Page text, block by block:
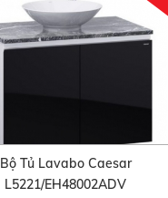
Bộ Tủ Lavabo Caesar
L5221/EH48002ADV